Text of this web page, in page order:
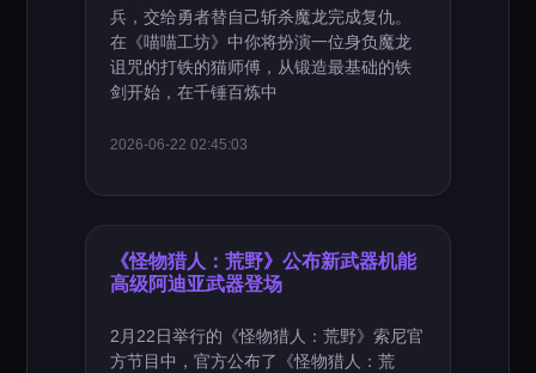
兵，交给勇者替自己斩杀魔龙完成复仇。
在《喵喵工坊》中你将扮演一位身负魔龙
诅咒的打铁的猫师傅，从锻造最基础的铁
剑开始，在千锤百炼中
2026-06-22 02:45:03
《怪物猎人：荒野》公布新武器机能
高级阿迪亚武器登场
2月22日举行的《怪物猎人：荒野》索尼官
方节目中，官方公布了《怪物猎人：荒